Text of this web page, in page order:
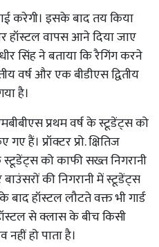
करेगी। इसके बाद तय किया
हॉस्टल वापस आने दिया जाए
सिंह ने बताया कि रैगिंग करने
वर्ष और एक बीडीएस द्वितीय
है।
प्रथम वर्ष के स्टूडेंट्स को
हैं। प्रॉक्टर प्रो. क्षितिज
स्टूडेंट्स को काफी सख्त निगरानी
बाउंसरों की निगरानी में स्टूडेंट्स
हॉस्टल लौटते वक्त भी गार्ड
से क्लास के बीच किसी
हो पाता है।